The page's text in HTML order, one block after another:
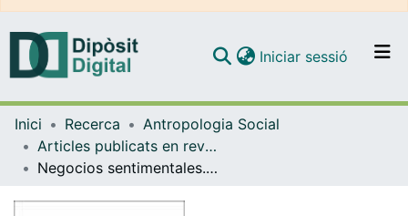
Navega per tot el DD
Iniciar sessió (current)
Inici Recerca
Antropologia Social
Articles publicats en revistes (Antropologia Social)
Negocios sentimentales. Familia, corporación y red mercantil en Argentina durante el siglo XIX